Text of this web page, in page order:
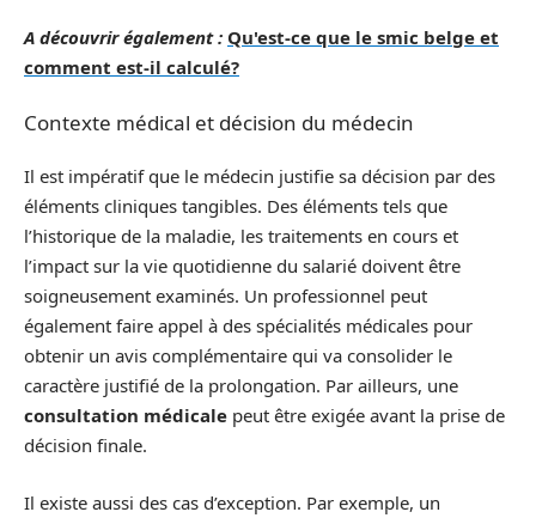
A découvrir également : Qu'est-ce que le smic belge et
comment est-il calculé?
Contexte médical et décision du médecin
Il est impératif que le médecin justifie sa décision par des
éléments cliniques tangibles. Des éléments tels que
l’historique de la maladie, les traitements en cours et
l’impact sur la vie quotidienne du salarié doivent être
soigneusement examinés. Un professionnel peut
également faire appel à des spécialités médicales pour
obtenir un avis complémentaire qui va consolider le
caractère justifié de la prolongation. Par ailleurs, une
consultation médicale peut être exigée avant la prise de
décision finale.
Il existe aussi des cas d’exception. Par exemple, un